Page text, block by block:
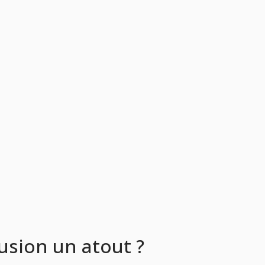
un atout ?